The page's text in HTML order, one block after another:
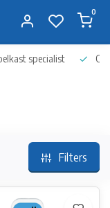
0
specialist Op
Filters